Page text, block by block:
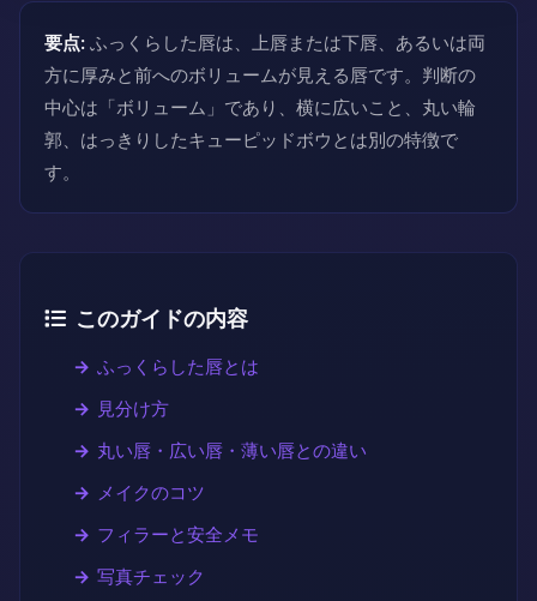
要点: ふっくらした唇は、上唇または下唇、あるいは両
方に厚みと前へのボリュームが見える唇です。判断の
中心は「ボリューム」であり、横に広いこと、丸い輪
郭、はっきりしたキューピッドボウとは別の特徴で
す。
このガイドの内容
ふっくらした唇とは
見分け方
丸い唇・広い唇・薄い唇との違い
メイクのコツ
フィラーと安全メモ
写真チェック